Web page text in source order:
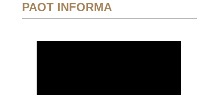
PAOT INFORMA